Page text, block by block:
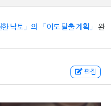
한 낙토」의 「이도 탈출 계획」
완
편집